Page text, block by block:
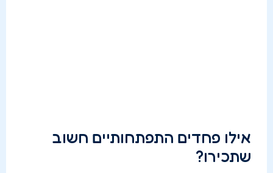
אילו פחדים התפתחותיים חשוב
שתכירו?